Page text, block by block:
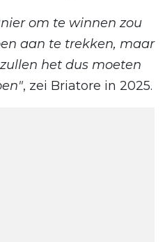
om te winnen zou
aan te trekken, maar
het dus moeten
, zei Briatore in 2025.